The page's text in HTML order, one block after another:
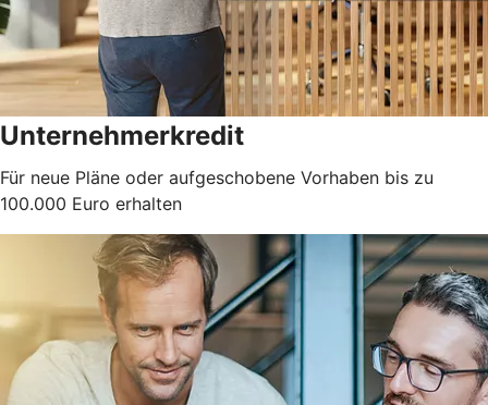
Unternehmerkredit
Für neue Pläne oder aufgeschobene Vorhaben bis zu
100.000 Euro erhalten